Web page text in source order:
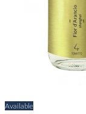
Available